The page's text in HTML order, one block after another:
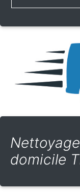
domicile